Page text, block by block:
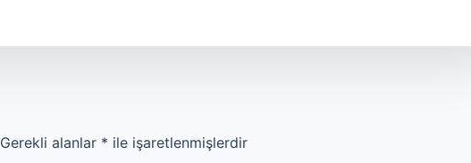
Gerekli alanlar * ile işaretlenmişlerdir